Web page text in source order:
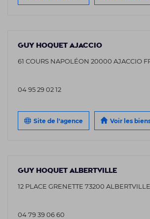
GUY HOQUET AJACCIO
61 COURS NAPOLÉON 20000 AJACCIO
04 95 29 02 12
Site de l'agence Voir les
GUY HOQUET ALBERTVILLE
12 PLACE GRENETTE 73200
04 79 39 06 60